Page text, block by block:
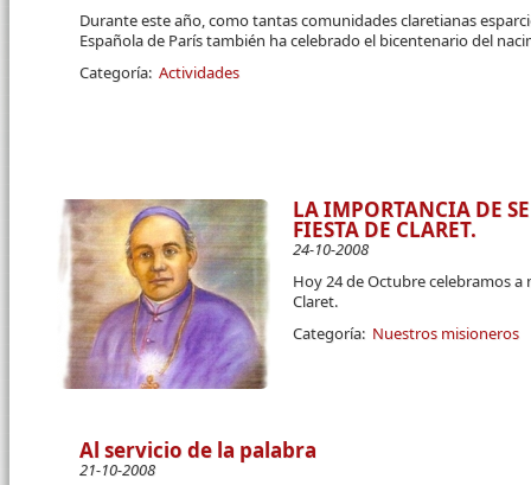
Durante este año, como tantas comunidades claretianas
Española de París también ha celebrado el bicentenario del
Categoría: Actividades
LA IMPORTANCIA DE
FIESTA DE CLARET.
24-10-2008
Hoy 24 de Octubre celebramos
Claret.
Categoría: Nuestros misioneros
Al servicio de la palabra
21-10-2008